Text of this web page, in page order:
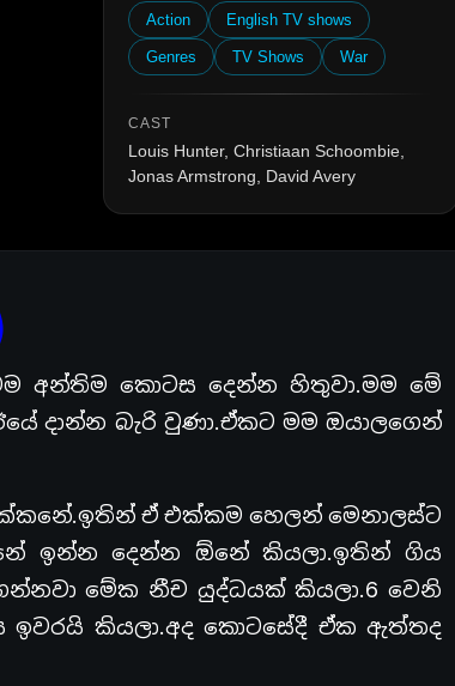
Action English TV shows
Genres TV Shows War
CAST
Louis Hunter, Christiaan Schoombie,
Jonas Armstrong, David Avery
අන්තිම කොටස දෙන්න හිතුවා.මම මේ
දාන්න බැරි වුණා.ඒකට මම ඔයාලගෙන්
ඒ එක්කම හෙලන් මෙනාලස්ට
ඉන්න දෙන්න ඕනේ කියලා.ඉතින් ගිය
මේක නීච යුද්ධයක් කියලා.6 වෙනි
ඉවරයි කියලා.අද කොටසේදී ඒක ඇත්තද